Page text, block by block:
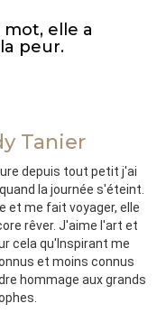
elle a
peur.
Tanier
depuis tout petit j'ai
la journée s'éteint.
et me fait voyager, elle
rêver. J'aime l'art et
cela qu'Inspirant me
et moins connus
hommage aux grands